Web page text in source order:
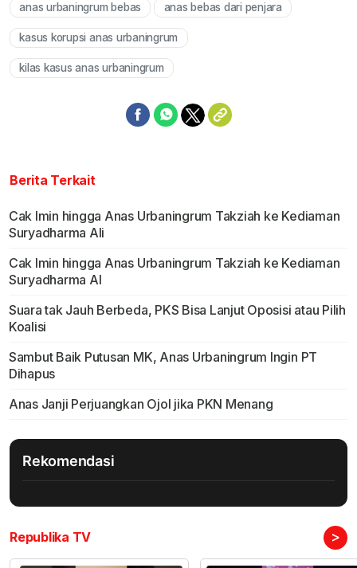
anas urbaningrum bebas anas bebas dari penjara
kasus korupsi anas urbaningrum
kilas kasus anas urbaningrum
Berita Terkait
Cak Imin hingga Anas Urbaningrum Takziah ke Kediaman
Suryadharma Ali
Cak Imin hingga Anas Urbaningrum Takziah ke Kediaman
Suryadharma Al
Suara tak Jauh Berbeda, PKS Bisa Lanjut Oposisi atau Pilih
Koalisi
Sambut Baik Putusan MK, Anas Urbaningrum Ingin PT
Dihapus
Anas Janji Perjuangkan Ojol jika PKN Menang
Rekomendasi
Republika TV >